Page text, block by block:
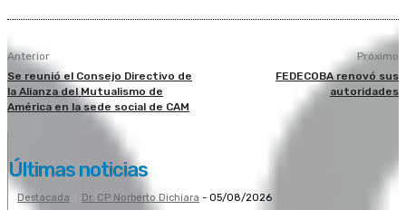
Anterior
Se reunió el Consejo Directivo de
la Alianza del Mutualismo de
América en la sede social de CAM
Próximo
FEDECOBA renovó sus
autoridades
Últimas noticias
Destacada Dr. CP Norberto Dichiara - 05/08/2026